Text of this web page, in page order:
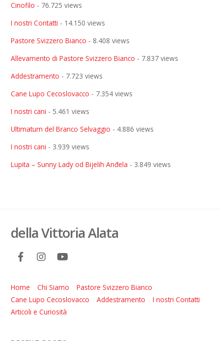
Cinofilo - 76.725 views
I nostri Contatti - 14.150 views
Pastore Svizzero Bianco - 8.408 views
Allevamento di Pastore Svizzero Bianco - 7.837 views
Addestramento - 7.723 views
Cane Lupo Cecoslovacco - 7.354 views
I nostri cani - 5.461 views
Ultimatum del Branco Selvaggio - 4.886 views
I nostri cani - 3.939 views
Lupita – Sunny Lady od Bijelih Anđela - 3.849 views
della Vittoria Alata
Home Chi Siamo
Pastore Svizzero Bianco
Cane Lupo Cecoslovacco
Addestramento
I nostri Contatti
Articoli e Curiosità